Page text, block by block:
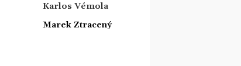
Karlos Vémola
Marek Ztracený